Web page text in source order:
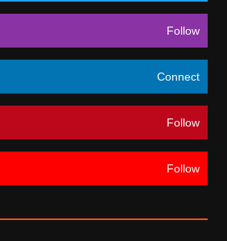
Follow
Connect
Follow
Follow